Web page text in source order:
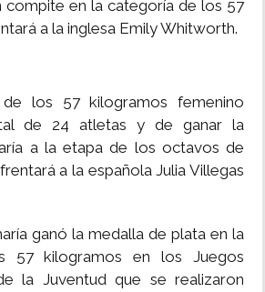
compite en la categoría de los 57
a la inglesa Emily Whitworth.
los 57 kilogramos femenino
de 24 atletas y de ganar la
a la etapa de los octavos de
a la española Julia Villegas
ganó la medalla de plata en la
57 kilogramos en los Juegos
la Juventud que se realizaron